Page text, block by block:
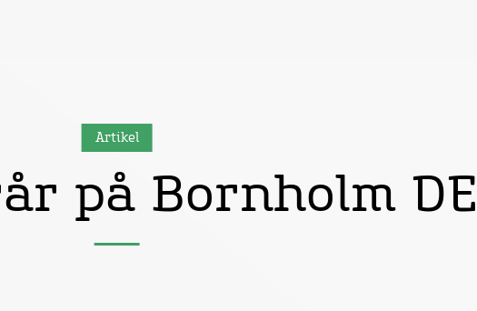
Artikel
på Bornholm DE